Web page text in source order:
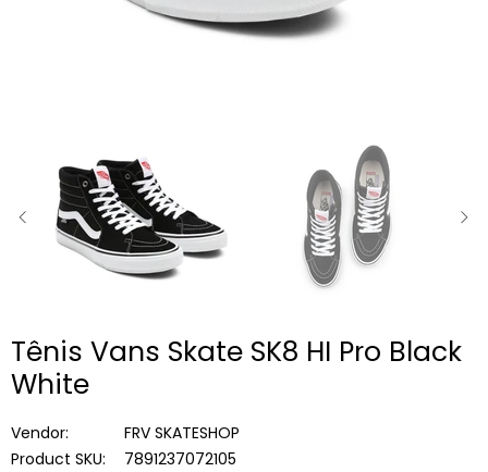
SLIDE
ANTERIOR
Tênis Vans Skate SK8 HI Pro Black
White
Vendor:
FRV SKATESHOP
Product SKU:
7891237072105